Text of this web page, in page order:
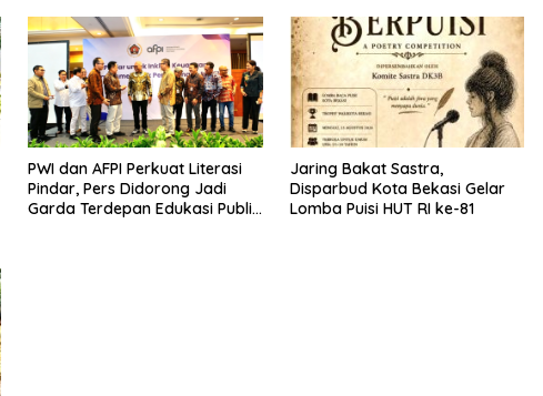
PWI dan AFPI Perkuat Literasi
Pindar, Pers Didorong Jadi
Garda Terdepan Edukasi Publik
Jaring Bakat Sastra,
Disparbud Kota Bekasi Gelar
Lomba Puisi HUT RI ke-81